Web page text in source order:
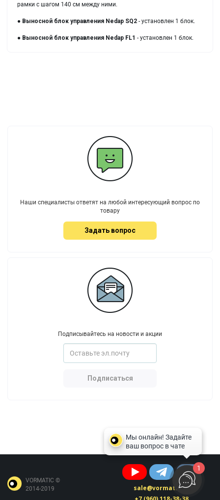
рамки с шагом 140 см между ними.
● Выносной блок управления Nedap SQ2 - установлен 1 блок.
● Выносной блок управления Nedap FL1 - установлен 1 блок.
Наши специалисты ответят на любой интересующий вопрос по
товару
Задать вопрос
Подписывайтесь на новости и акции
Подписаться
VORMATIC ©
2014-2019
sale@vormatic.ru
1